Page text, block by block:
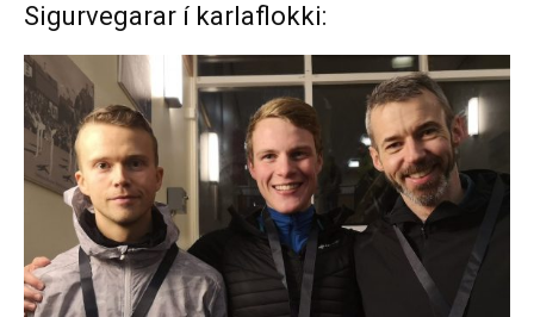
Sigurvegarar í karlaflokki: